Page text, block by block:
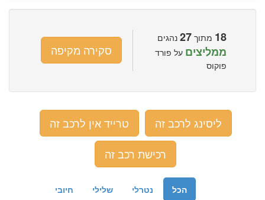
18 מתוך 27 נהגים
ממליצים על פורד
פוקוס
סקירה מקיפה
ליסינג לרכב זה
טרייד אין לרכב זה
רכישת רכב זה
חיובי שלילי נטרלי הכל